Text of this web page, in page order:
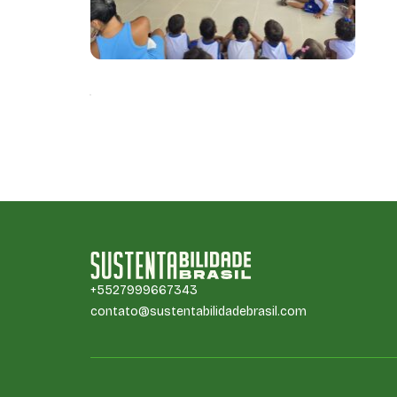
+5527999667343
contato@sustentabilidadebrasil.com